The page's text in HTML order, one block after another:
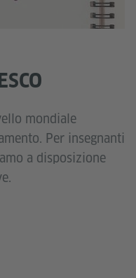
mondiale
Per insegnanti
a disposizione